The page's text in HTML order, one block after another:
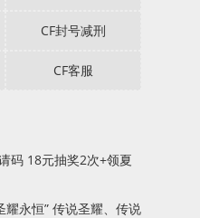
CF封号减刑
CF客服
码 18元抽奖2次+领夏
耀永恒” 传说圣耀、传说